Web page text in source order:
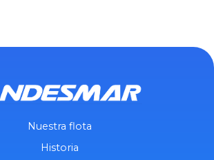
Nuestra flota
Historia